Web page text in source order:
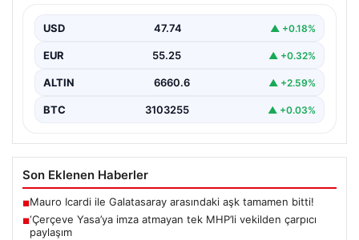
USD 47.74 ▲ +0.18%
EUR 55.25 ▲ +0.32%
ALTIN 6660.6 ▲ +2.59%
BTC 3103255 ▲ +0.03%
Son Eklenen Haberler
■Mauro Icardi ile Galatasaray arasındaki aşk tamamen bitti!
■‘Çerçeve Yasa’ya imza atmayan tek MHP’li vekilden çarpıcı
paylaşım